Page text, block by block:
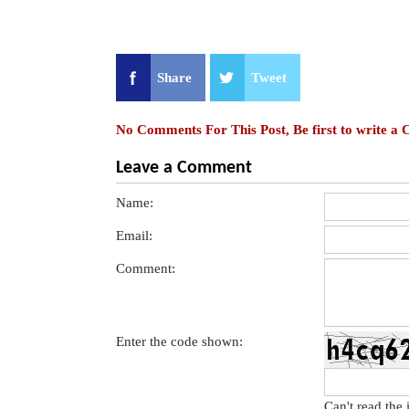
Share Tweet
No Comments For This Post, Be first to write a
Leave a Comment
Name:
Email:
Comment:
Enter the code shown: